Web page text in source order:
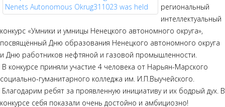
региональный
интеллектуальный
конкурс «Умники и умницы Ненецкого автономного округа»,
посвящённый Дню образования Ненецкого автономного округа
и Дню работников нефтяной и газовой промышленности.
В конкурсе приняли участие 4 человека от Нарьян-Марского
социально-гуманитарного колледжа им. И.П.Выучейского.
Благодарим ребят за проявленную инициативу и их бодрый дух. В
конкурсе себя показали очень достойно и амбициозно!